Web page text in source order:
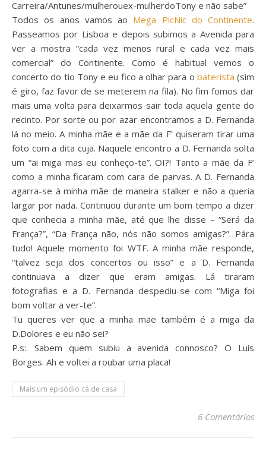
Carreira/Antunes/mulherouex-mulherdoTony e não sabe”
Todos os anos vamos ao Mega PicNic do Continente.
Passeamos por Lisboa e depois subimos a Avenida para
ver a mostra “cada vez menos rural e cada vez mais
comercial” do Continente. Como é habitual vemos o
concerto do tio Tony e eu fico a olhar para o baterista (sim
é giro, faz favor de se meterem na fila). No fim fomos dar
mais uma volta para deixarmos sair toda aquela gente do
recinto. Por sorte ou por azar encontramos a D. Fernanda
lá no meio. A minha mãe e a mãe da F’ quiseram tirar uma
foto com a dita cuja. Naquele encontro a D. Fernanda solta
um “ai miga mas eu conheço-te”. OI?! Tanto a mãe da F’
como a minha ficaram com cara de parvas. A D. Fernanda
agarra-se à minha mãe de maneira stalker e não a queria
largar por nada. Continuou durante um bom tempo a dizer
que conhecia a minha mãe, até que lhe disse – “Será da
França?”, “Da França não, nós não somos amigas?”. Pára
tudo! Aquele momento foi WTF. A minha mãe responde,
“talvez seja dos concertos ou isso” e a D. Fernanda
continuava a dizer que eram amigas. Lá tiraram
fotografias e a D. Fernanda despediu-se com “Miga foi
bom voltar a ver-te”.
Tu queres ver que a minha mãe também é a miga da
D.Dolores e eu não sei?
P.s:. Sabem quem subiu a avenida connosco? O Luís
Borges. Ah e voltei a roubar uma placa!
Mais um episódio cá de casa
6 Comentários